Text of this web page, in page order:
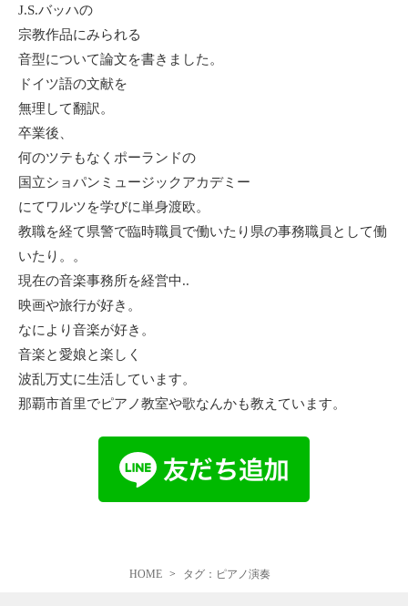
J.S.バッハの
宗教作品にみられる
音型について論文を書きました。
ドイツ語の文献を
無理して翻訳。
卒業後、
何のツテもなくポーランドの
国立ショパンミュージックアカデミー
にてワルツを学びに単身渡欧。
教職を経て県警で臨時職員で働いたり県の事務職員として働
いたり。。
現在の音楽事務所を経営中..
映画や旅行が好き。
なにより音楽が好き。
音楽と愛娘と楽しく
波乱万丈に生活しています。
那覇市首里でピアノ教室や歌なんかも教えています。
HOME タグ：ピアノ演奏